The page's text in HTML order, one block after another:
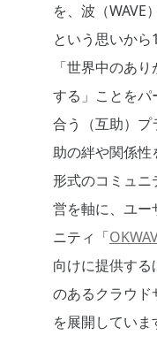
を、波（WAVE
という思いから
「世界中のあ
する」ことをパ
合う（互助）
助の絆や関係
形式のコミュニ
営を軸に、ユー
ニティ「
向けに提供す
のあるクラウド
を展開していま